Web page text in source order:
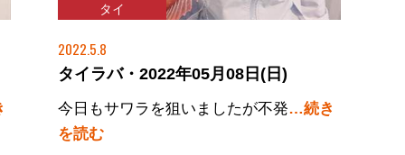
タイ
2022.5.8
タイラバ・2022年05月08日(日)
今日もサワラを狙いましたが不発…続き
を読む